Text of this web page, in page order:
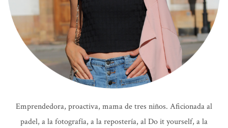
Emprendedora, proactiva, mama de tres niños. Aficionada al
padel, a la fotografía, a la repostería, al Do it yourself, a la